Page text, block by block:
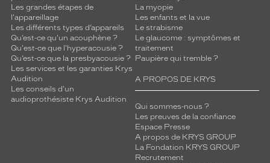
Les grandes étapes de
l'appareillage
Les différents types d’appareils
Qu’est-ce qu'un acouphène ?
Qu'est-ce que l'hyperacousie ?
Qu’est-ce que la presbyacousie ?
Les services et les garanties Krys
Audition
Les conseils d'un
audioprothésiste Krys Audition
La myopie
Les enfants et la vue
Le strabisme
Le glaucome : symptômes et
traitement
Paupière qui tremble ?
A PROPOS DE KRYS
Qui sommes-nous ?
Les preuves de la confiance
Espace Presse
A propos de KRYS GROUP
La Fondation KRYS GROUP
Recrutement